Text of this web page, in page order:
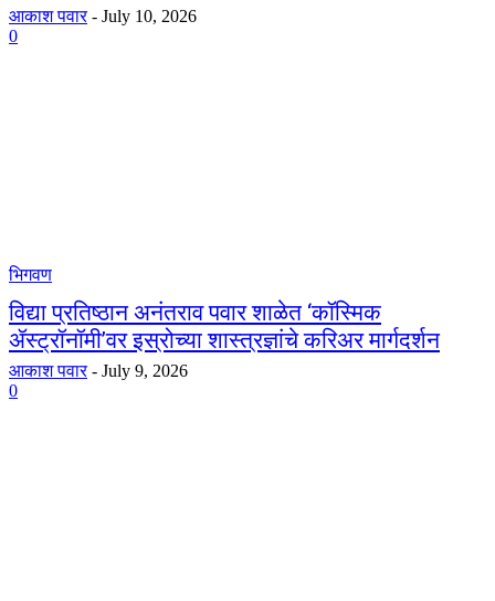
आकाश पवार - July 10, 2026
0
भिगवण
विद्या प्रतिष्ठान अनंतराव पवार शाळेत ‘कॉस्मिक
ॲस्ट्रॉनॉमी’वर इस्रोच्या शास्त्रज्ञांचे करिअर मार्गदर्शन
आकाश पवार - July 9, 2026
0